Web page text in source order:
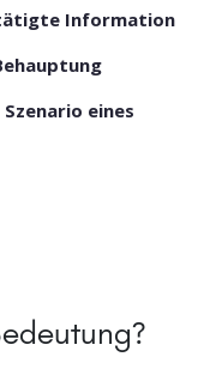
Information
eines